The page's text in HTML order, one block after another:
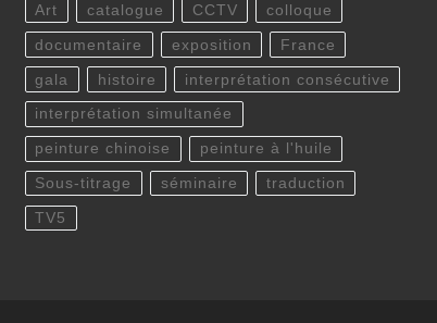
Art catalogue CCTV colloque
documentaire exposition France
gala histoire interprétation consécutive
interprétation simultanée
peinture chinoise peinture à l'huile
Sous-titrage séminaire traduction
TV5